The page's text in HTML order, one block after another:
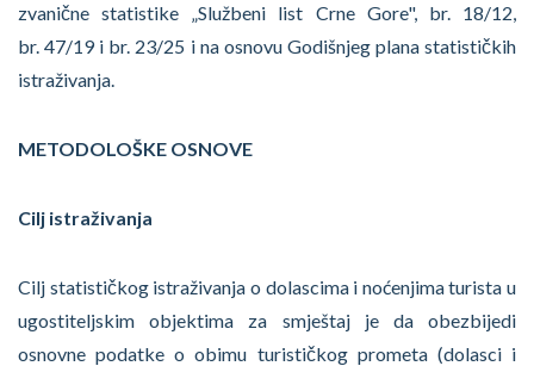
zvanične statistike „Službeni list Crne Gore", br. 18/12,
br. 47/19 i br. 23/25 i na osnovu Godišnjeg plana statističkih
istraživanja.
METODOLOŠKE OSNOVE
Cilj istraživanja
Cilj statističkog istraživanja o dolascima i noćenjima turista u
ugostiteljskim objektima za smještaj je da obezbijedi
osnovne podatke o obimu turističkog prometa (dolasci i